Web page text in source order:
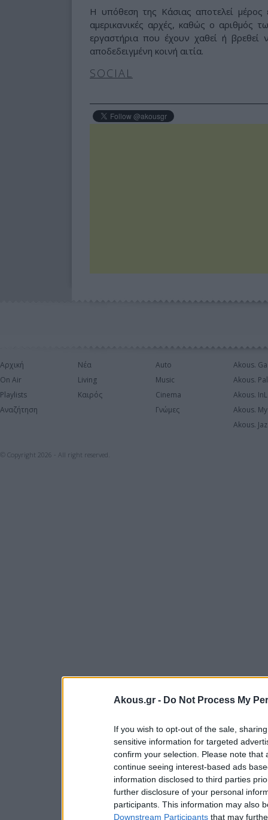
Akous.gr - Do Not Process My
If you wish to opt-out of the sale,
sensitive information for targeted
confirm your selection. Please note
continue seeing interest-based ads
information disclosed to third parties
further disclosure of your personal
participants. This information may also
Downstream Participants that may
Η υπόθεση της Κάσιας αποτελεί
αμερικανικές αρχές, καθώς ο αριθμός
εργαστήρια που έχουν χαθεί ή βρεθεί
αποδεδειγμένη κοινή αιτία.
SOCIAL
Αρχική
On Air
Playlists
Αναζήτηση
Νέα
Living
Καιρός
Auto
Music
Cinema
Γνώμες
Akous.
Akous.
Akous.
Akous.
Akous.
© Copyright 2026 - All right reserved.